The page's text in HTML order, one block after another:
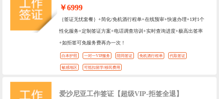
￥6999
｛签证无忧套餐｝+简化/免机酒行程单+在线预审+快速办理+1对1个
性化服务+定制签证方案+电话调查培训+实时查询进度+极高出签率
+如拒签可免服务费再办一次！
白本护照 一对一VIP服务 陪同签证 免机酒行程单 代取签证
敏感地区 可抵扣留学/移民费用
爱沙尼亚工作签证【超级VIP-拒签全退】